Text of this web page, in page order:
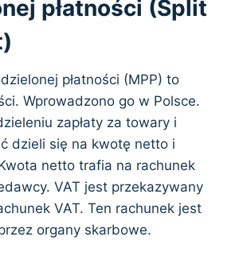
płatności (Split
płatności (MPP) to
Wprowadzono go w Polsce.
zapłaty za towary i
dzieli się na kwotę netto i
netto trafia na rachunek
VAT jest przekazywany
VAT. Ten rachunek jest
organy skarbowe.